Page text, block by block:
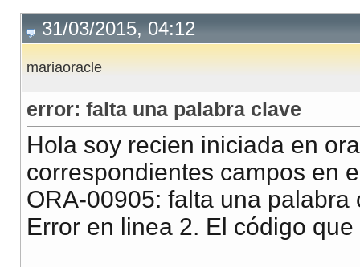
31/03/2015, 04:12
mariaoracle
error: falta una palabra clave
Hola soy recien iniciada en
correspondientes campos en
ORA-00905: falta una palabra
Error en linea 2. El código